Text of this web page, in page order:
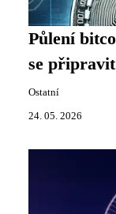
Půlení
se připravit
Ostatní
24. 05. 2026